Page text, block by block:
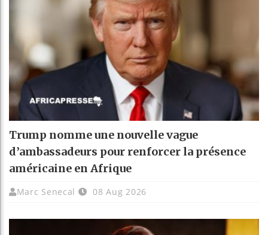
Trump nomme une nouvelle vague
d’ambassadeurs pour renforcer la présence
américaine en Afrique
Marc Senecal 08 Aug 2026